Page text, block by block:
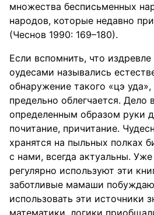
множества бесписьменных
народов, которые недавно
(Чеснов 1990: 169–180).
Если вспомнить, что
оудесами назывались
обнаружение такого «цэ уда»,
предельно облегчается.
определенным образом руки
почитание, причитание.
хранятся на пыльных полках
с нами, всегда актуальны.
регулярно используют эти
заботливые мамаши
использовать эти источники
математики, логики